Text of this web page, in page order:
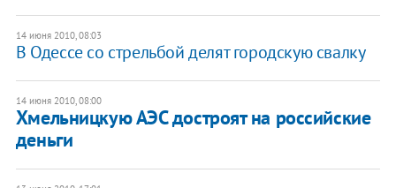
14 июня 2010, 08:03
В Одессе со стрельбой делят городскую свалку
14 июня 2010, 08:00
Хмельницкую АЭС достроят на российские
деньги